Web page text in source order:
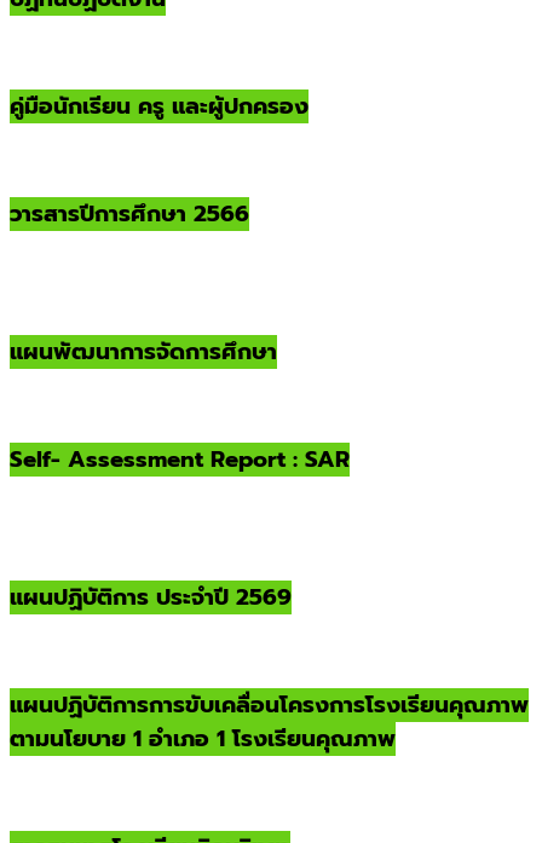
คู่มือนักเรียน ครู และผู้ปกครอง
วารสารปีการศึกษา 2566
แผนพัฒนาการจัดการศึกษา
Self- Assessment Report : SAR
แผนปฏิบัติการ ประจำปี 2569
แผนปฏิบัติการการขับเคลื่อนโครงการโรงเรียนคุณภาพ
ตามนโยบาย 1 อำเภอ 1 โรงเรียนคุณภาพ